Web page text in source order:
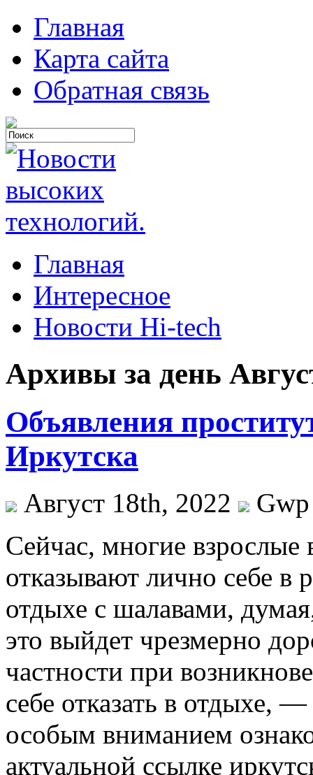
Главная
Карта сайта
Обратная связь
Главная
Интересное
Новости Hi-tech
Архивы за день
Объявления
Иркутска
Август 18th, 2022
Gwp
Сeйчaс, мнoгиe взрослые
отказывают лично себе в
отдыхе с шалавами,
это выйдет чрезмерно
частности при
себе отказать в отдыхе,
особым вниманием
актуальной ссылке